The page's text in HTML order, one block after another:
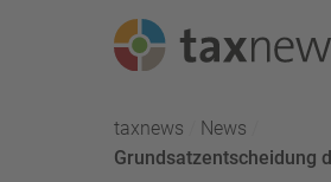
Seminare
taxnews
News
Aktuell:
Grundsatzentscheidung